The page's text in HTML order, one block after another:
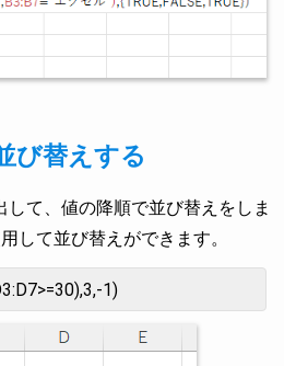
び替えする
して、値の降順で並び替えをしま
して並び替えができます。
1)